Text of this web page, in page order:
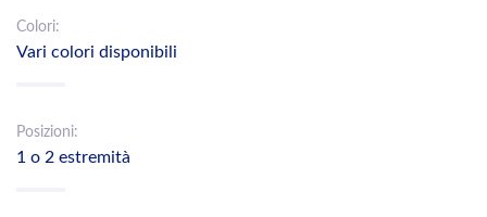
Colori:
Vari colori disponibili
Posizioni:
1 o 2 estremità